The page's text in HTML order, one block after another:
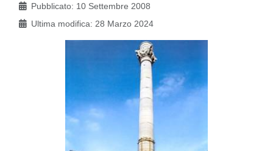
Pubblicato: 10 Settembre 2008
Ultima modifica: 28 Marzo 2024